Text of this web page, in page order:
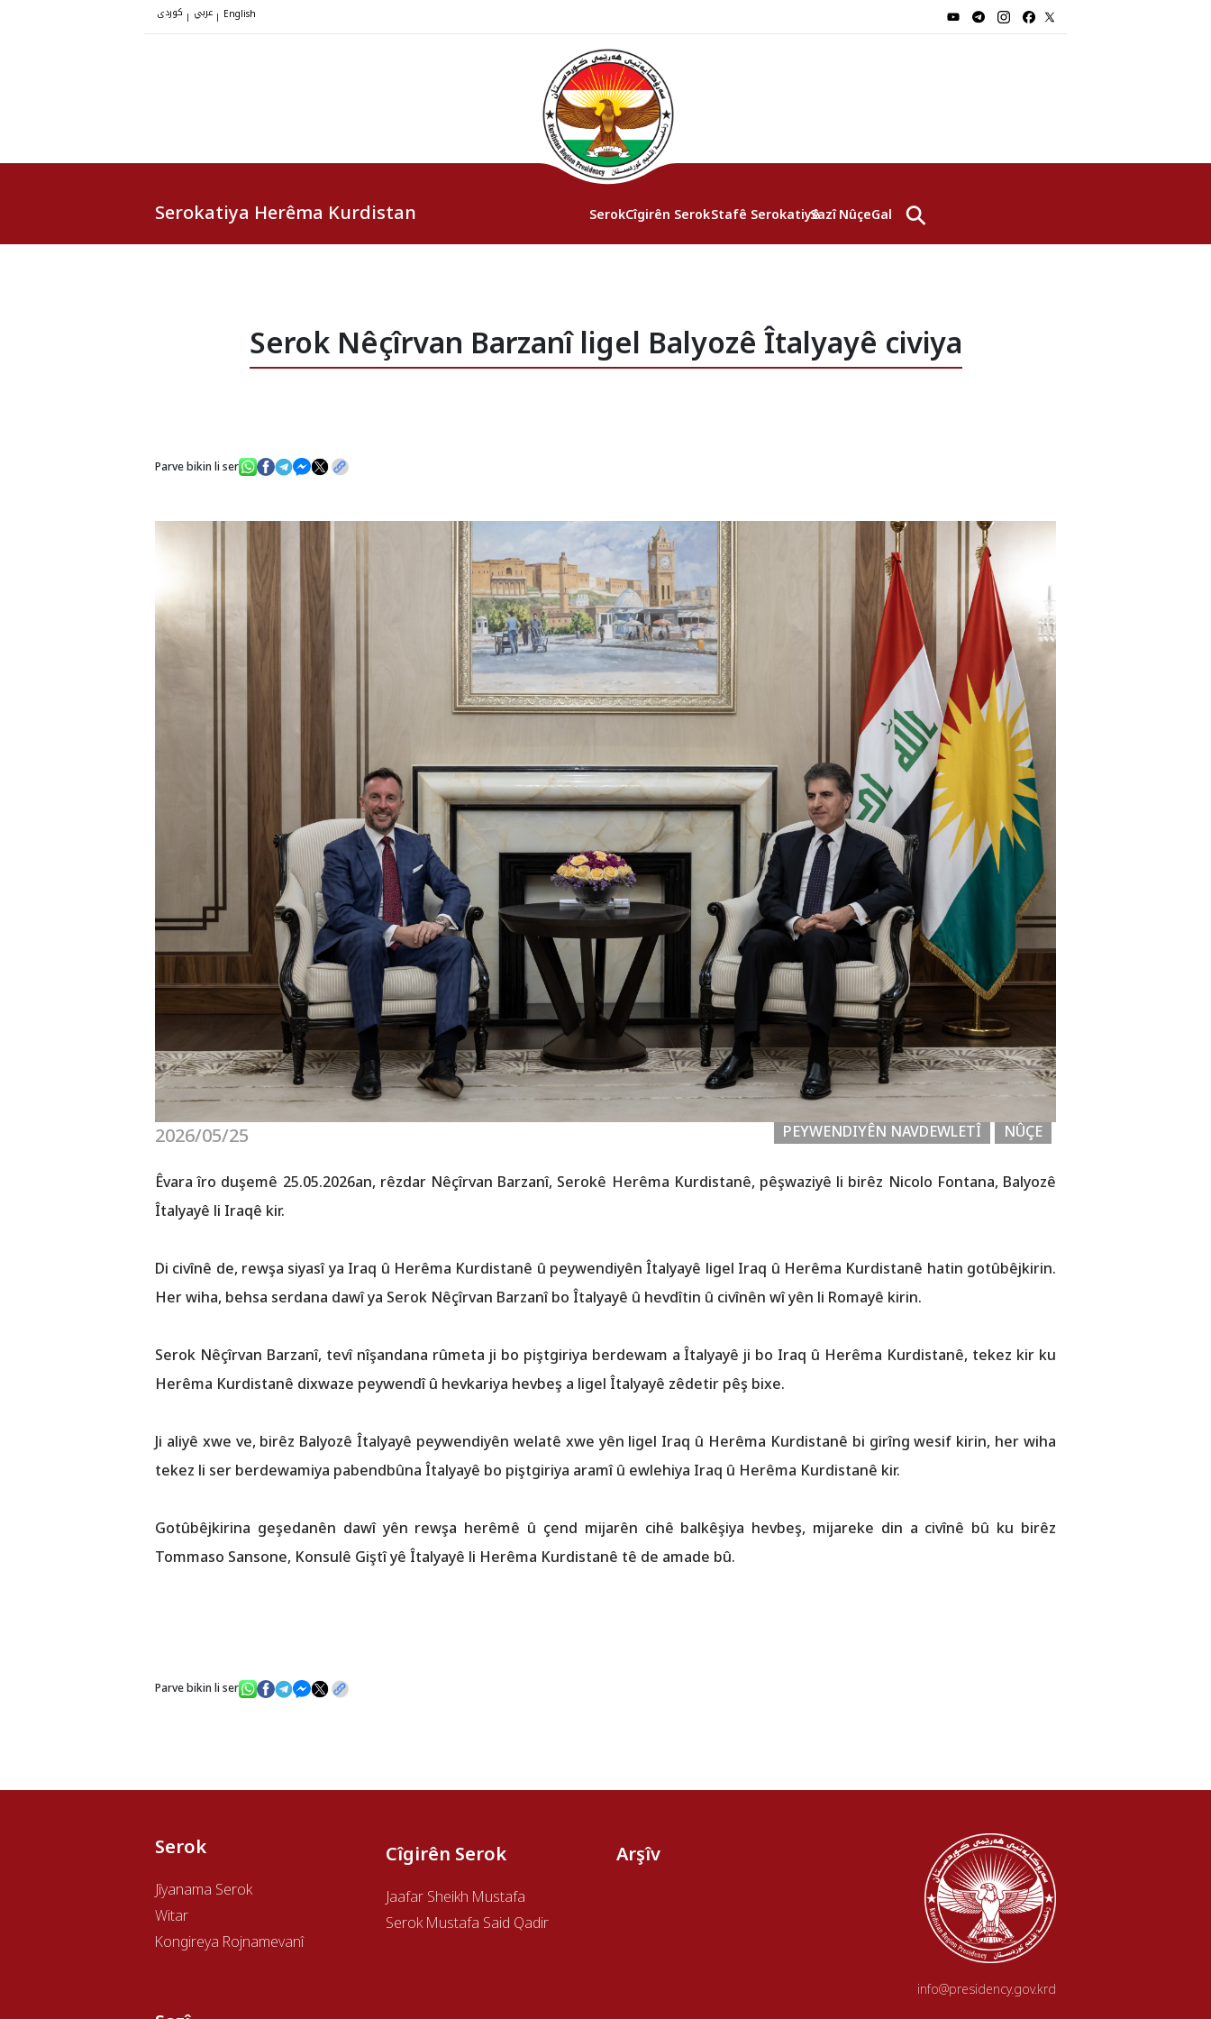
| | English
Serokatiya Herêma Kurdistan SerokCîgirên SerokStafê SerokatiyêSazî NûçeGalerî⚲
Serok Nêçîrvan Barzanî ligel Balyozê Îtalyayê civiya
Parve bikin li ser
2026/05/25 NÛÇE
PEYWENDIYÊN NAVDEWLETÎ
Êvara îro duşemê 25.05.2026an, rêzdar Nêçîrvan Barzanî, Serokê Herêma Kurdistanê, pêşwaziyê li birêz Nicolo Fontana, Balyozê
Îtalyayê li Iraqê kir.
Di civînê de, rewşa siyasî ya Iraq û Herêma Kurdistanê û peywendiyên Îtalyayê ligel Iraq û Herêma Kurdistanê hatin gotûbêjkirin.
Her wiha, behsa serdana dawî ya Serok Nêçîrvan Barzanî bo Îtalyayê û hevdîtin û civînên wî yên li Romayê kirin.
Serok Nêçîrvan Barzanî, tevî nîşandana rûmeta ji bo piştgiriya berdewam a Îtalyayê ji bo Iraq û Herêma Kurdistanê, tekez kir ku
Herêma Kurdistanê dixwaze peywendî û hevkariya hevbeş a ligel Îtalyayê zêdetir pêş bixe.
Ji aliyê xwe ve, birêz Balyozê Îtalyayê peywendiyên welatê xwe yên ligel Iraq û Herêma Kurdistanê bi girîng wesif kirin, her wiha
tekez li ser berdewamiya pabendbûna Îtalyayê bo piştgiriya aramî û ewlehiya Iraq û Herêma Kurdistanê kir.
Gotûbêjkirina geşedanên dawî yên rewşa herêmê û çend mijarên cihê balkêşiya hevbeş, mijareke din a civînê bû ku birêz
Tommaso Sansone, Konsulê Giştî yê Îtalyayê li Herêma Kurdistanê tê de amade bû.
Parve bikin li ser
Serok
Jîyanama Serok
Witar
Kongireya Rojnamevanî
Cîgirên Serok
Jaafar Sheikh Mustafa
Serok Mustafa Said Qadir
Arşîv
info@presidency.gov.krd